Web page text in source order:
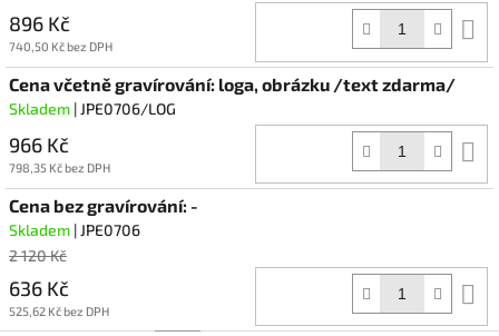
896 Kč
740,50 Kč bez DPH
Cena včetně gravírování: loga, obrázku /text zdarma/
Skladem | JPE0706/LOG
966 Kč
798,35 Kč bez DPH
Cena bez gravírování: -
Skladem | JPE0706
2 120 Kč
636 Kč
525,62 Kč bez DPH